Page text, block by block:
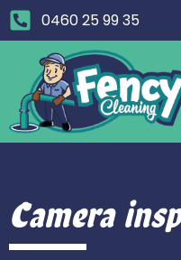
0460 25 99 35
Camera